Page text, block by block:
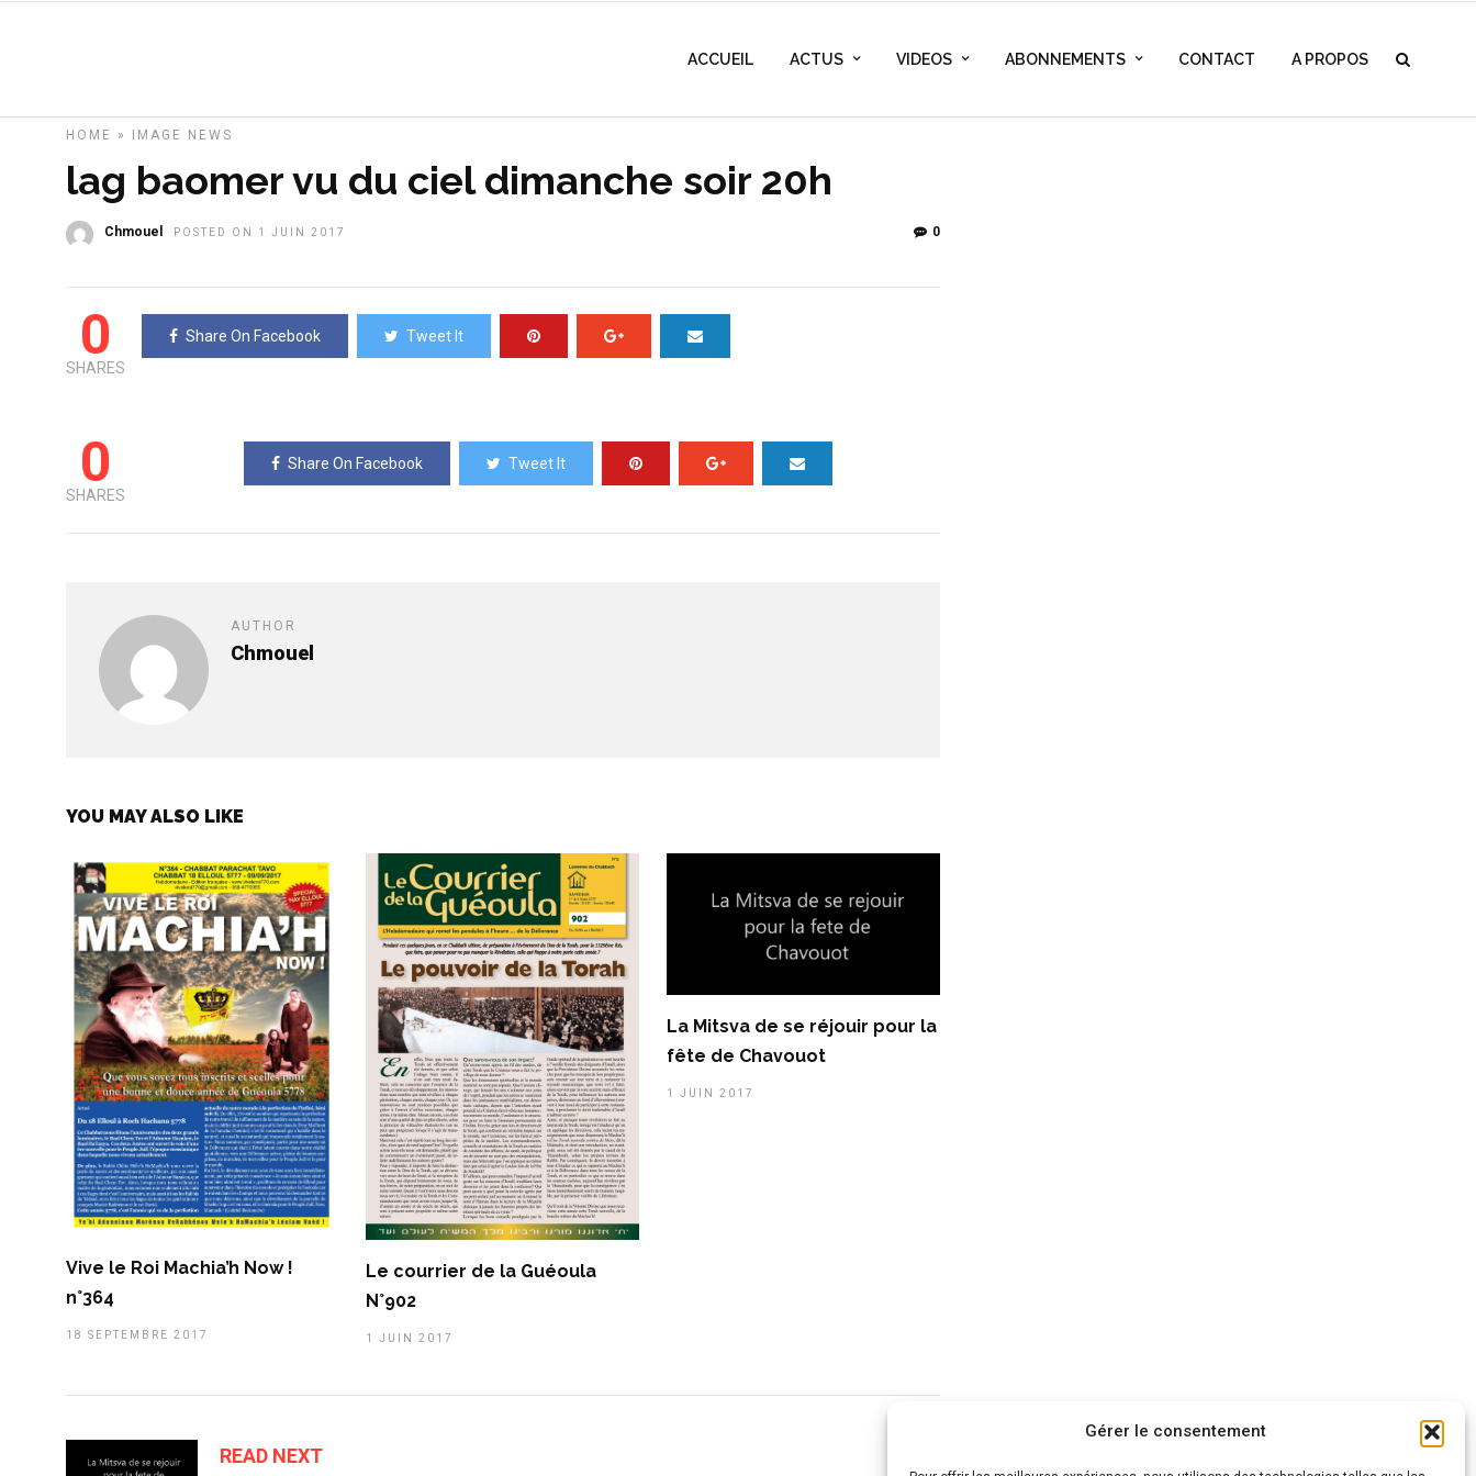
Gérer le consentement
ACCUEIL ACTUS VIDEOS ABONNEMENTS CONTACT A PROPOS
HOME » IMAGE NEWS
lag baomer vu du ciel dimanche soir 20h
Chmouel POSTED ON 1 JUIN 2017 0
0
SHARES
Share On Facebook Tweet It
0
SHARES
Share On Facebook Tweet It
AUTHOR
Chmouel
YOU MAY ALSO LIKE
Vive le Roi Machia’h Now !
n°364
18 SEPTEMBRE 2017
Le courrier de la Guéoula
N°902
1 JUIN 2017
La Mitsva de se réjouir pour la
fête de Chavouot
1 JUIN 2017
READ NEXT